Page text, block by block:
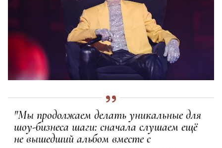
"Мы продолжаем делать уникальные для
шоу-бизнеса шаги: сначала слушаем ещё
не вышедший альбом вместе с